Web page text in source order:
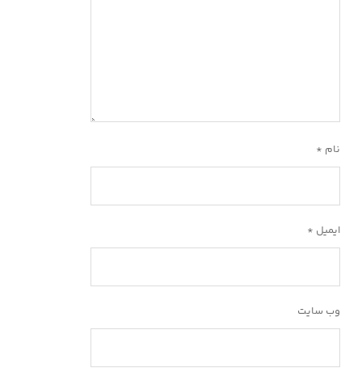
نام *
ایمیل *
وب‌ سایت